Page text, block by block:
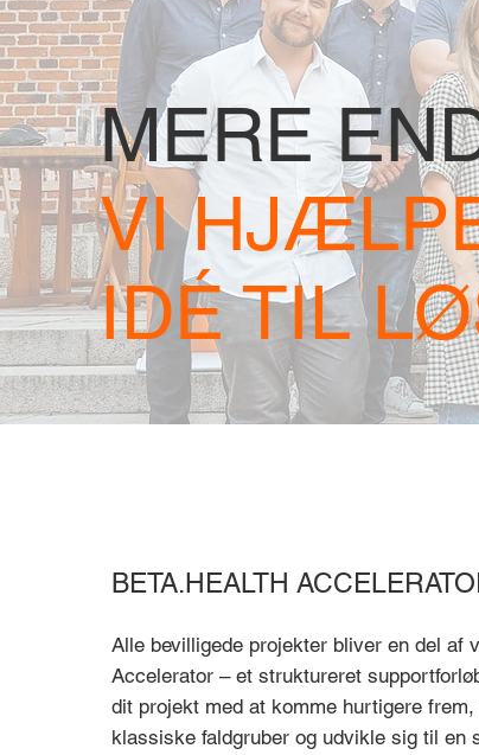
MERE
VI
IDÉ TIL
BETA.HEALTH
Alle bevilligede projekter bliver en del af
Accelerator – et struktureret
dit projekt med at komme hurtigere frem,
klassiske faldgruber og udvikle sig til en